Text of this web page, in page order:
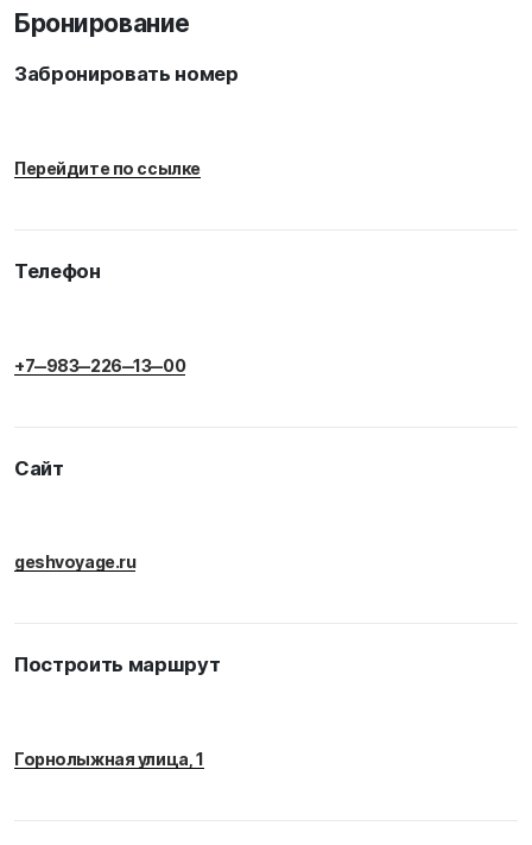
Бронирование
Забронировать номер
Перейдите по ссылке
Телефон
+7‒983‒226‒13‒00
Сайт
geshvoyage.ru
Построить маршрут
Горнолыжная улица, 1